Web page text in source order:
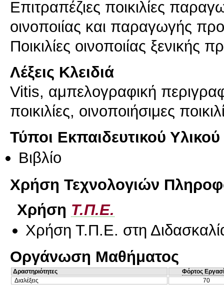
Επιτραπέζιες ποικιλίες
οινοποιίας και παραγωγής
Ποικιλίες οινοποιίας ξενικής
Λέξεις Κλειδιά
Vitis, αμπελογραφική
ποικιλίες, οινοποιήσιμες
Τύποι Εκπαιδευτικού Υλικού
Βιβλίο
Χρήση Τεχνολογιών
Χρήση Τ.Π.Ε.
Χρήση Τ.Π.Ε. στη
Οργάνωση Μαθήματος
Δραστηριότητες
Φόρτος
Διαλέξεις
70